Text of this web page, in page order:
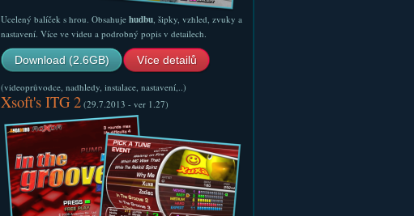
Ucelený balíček s hrou. Obsahuje hudbu, šipky, vzhled, zvuky a
nastavení. Více ve videu a podrobný popis v detailech.
Download (2.6GB) Více detailů
(videoprůvodce, nadhledy, instalace, nastavení,..)
Xsoft's ITG 2(29.7.2013 - ver 1.27)